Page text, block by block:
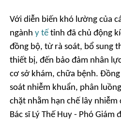
Với diễn biến khó lường của
ngành y tế tỉnh đã chủ động
đồng bộ, từ rà soát, bổ sung
thiết bị, đến bảo đảm nhân
cơ sở khám, chữa bệnh.
soát nhiễm khuẩn, phân
chặt nhằm hạn chế lây
Bác sĩ Lý Thế Huy - Phó